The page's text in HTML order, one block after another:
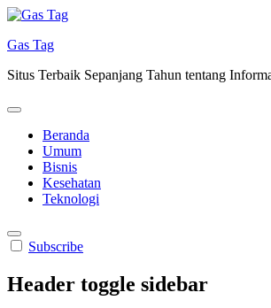
Skip
content
Gas Tag
Situs Terbaik Sepanjang Tahun tentang
Beranda
Umum
Bisnis
Kesehatan
Teknologi
Subscribe
Header toggle sidebar